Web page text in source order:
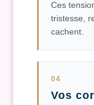
Ces
tristesse,
cachent.
04
Vos